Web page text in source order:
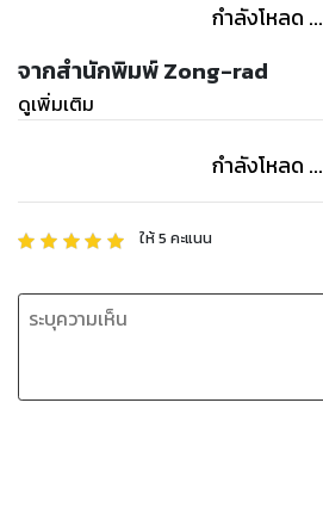
กำลังโหลด ...
จากสำนักพิมพ์ Zong-rad
ดูเพิ่มเติม
กำลังโหลด ...
ให้5 คะแนน